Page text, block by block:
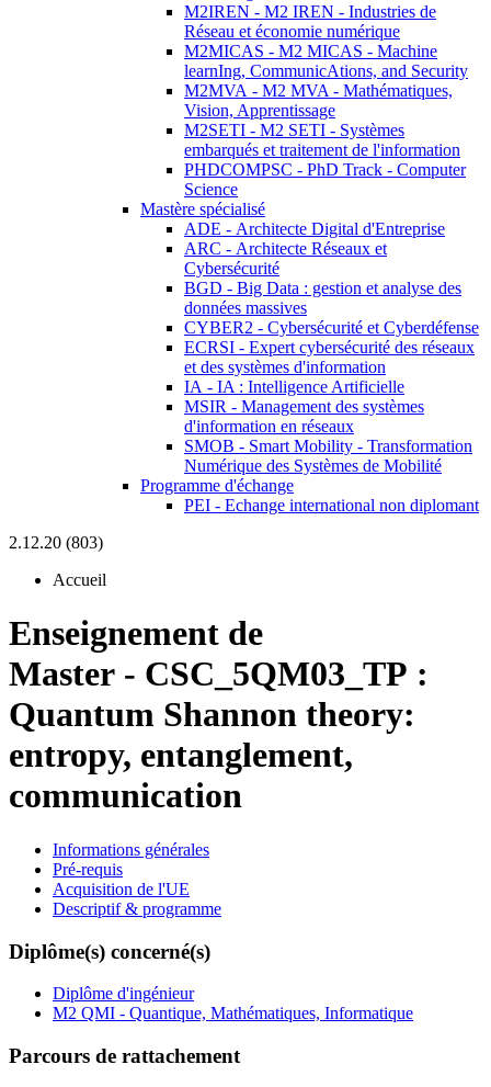
M2IREN - M2 IREN - Industries de
Réseau et économie numérique
M2MICAS - M2 MICAS - Machine
learnIng, CommunicAtions, and Security
M2MVA - M2 MVA - Mathématiques,
Vision, Apprentissage
M2SETI - M2 SETI - Systèmes
embarqués et traitement de l'information
PHDCOMPSC - PhD Track - Computer
Science
Mastère spécialisé
ADE - Architecte Digital d'Entreprise
ARC - Architecte Réseaux et
Cybersécurité
BGD - Big Data : gestion et analyse des
données massives
CYBER2 - Cybersécurité et Cyberdéfense
ECRSI - Expert cybersécurité des réseaux
et des systèmes d'information
IA - IA : Intelligence Artificielle
MSIR - Management des systèmes
d'information en réseaux
SMOB - Smart Mobility - Transformation
Numérique des Systèmes de Mobilité
Programme d'échange
PEI - Echange international non diplomant
2.12.20 (803)
Accueil
Enseignement de
Master - CSC_5QM03_TP :
Quantum Shannon theory:
entropy, entanglement,
communication
Informations générales
Pré-requis
Acquisition de l'UE
Descriptif & programme
Diplôme(s) concerné(s)
Diplôme d'ingénieur
M2 QMI - Quantique, Mathématiques, Informatique
Parcours de rattachement